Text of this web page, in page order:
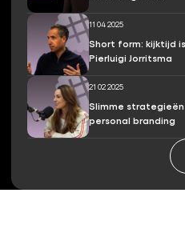
11 04 2025
Short form: kijktijd
Pierluigi Jorritsma
21 02 2025
Slimme strategieën
personal branding